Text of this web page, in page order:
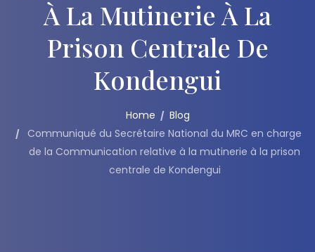
À La Mutinerie À La
Prison Centrale De
Kondengui
Home
Blog
Communiqué du Secrétaire National du MRC en charge
de la Communication relative à la mutinerie à la prison
centrale de Kondengui